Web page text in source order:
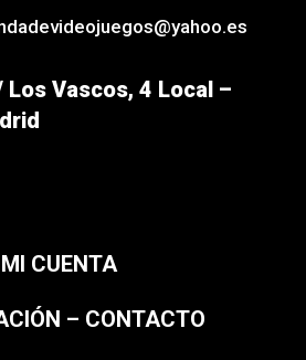
Los Vascos, 4 Local –
MI CUENTA
– CONTACTO